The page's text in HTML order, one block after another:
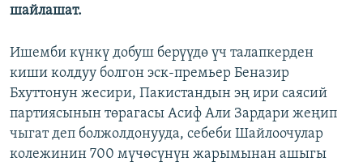
шайлашат.
Ишемби күнкү добуш берүүдө үч талапкерден
киши колдуу болгон эск-премьер Беназир
Бхуттонун жесири, Пакистандын эң ири саясий
партиясынын төрагасы Асиф Али Зардари жеңип
чыгат деп болжолдонууда, себеби Шайлоочулар
колежинин 700 мүчөсүнүн жарымынан ашыгы